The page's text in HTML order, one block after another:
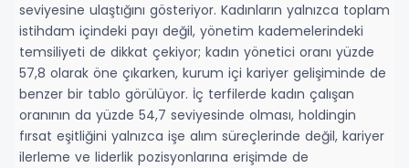
seviyesine ulaştığını gösteriyor. Kadınların yalnızca toplam
istihdam içindeki payı değil, yönetim kademelerindeki
temsiliyeti de dikkat çekiyor; kadın yönetici oranı yüzde
57,8 olarak öne çıkarken, kurum içi kariyer gelişiminde de
benzer bir tablo görülüyor. İç terfilerde kadın çalışan
oranının da yüzde 54,7 seviyesinde olması, holdingin
fırsat eşitliğini yalnızca işe alım süreçlerinde değil, kariyer
ilerleme ve liderlik pozisyonlarına erişimde de